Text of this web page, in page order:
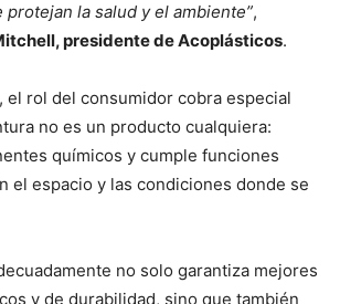
la salud y el ambiente”,
presidente de Acoplásticos.
el rol del consumidor cobra especial
no es un producto cualquiera:
químicos y cumple funciones
el espacio y las condiciones donde se
no solo garantiza mejores
y de durabilidad, sino que también